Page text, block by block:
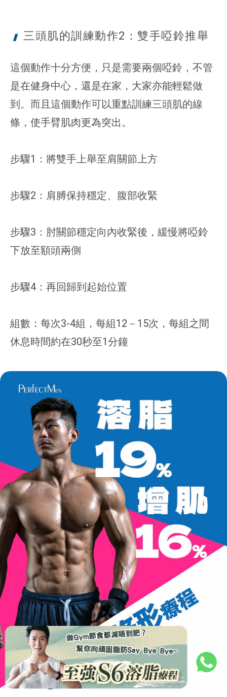
三頭肌的訓練動作2：雙手啞鈴推舉
這個動作十分方便，只是需要兩個啞鈴，不管
是在健身中心，還是在家，大家亦能輕鬆做
到。而且這個動作可以重點訓練三頭肌的線
條，使手臂肌肉更為突出。
步驟1：將雙手上舉至肩關節上方
步驟2：肩膊保持穩定、腹部收緊
步驟3：肘關節穩定向內收緊後，緩慢將啞鈴
下放至額頭兩側
步驟4：再回歸到起始位置
組數：每次3-4組，每組12－15次，每組之間
休息時間約在30秒至1分鐘